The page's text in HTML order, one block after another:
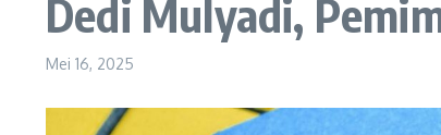
Dedi Mulyadi,
Mei 16, 2025